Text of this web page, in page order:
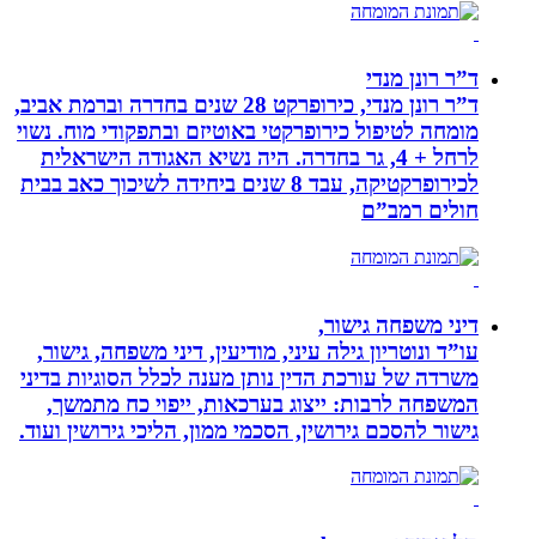
ד”ר רונן מנדי
ד”ר רונן מנדי, כירופרקט 28 שנים בחדרה וברמת אביב,
מומחה לטיפול כירופרקטי באוטיזם ובתפקודי מוח. נשוי
לרחל + 4, גר בחדרה. היה נשיא האגודה הישראלית
לכירופרקטיקה, עבד 8 שנים ביחידה לשיכוך כאב בבית
חולים רמב”ם
דיני משפחה גישור,
עו”ד ונוטריון גילה עיני, מודיעין, דיני משפחה, גישור,
משרדה של עורכת הדין נותן מענה לכלל הסוגיות בדיני
המשפחה לרבות: ייצוג בערכאות, ייפוי כח מתמשך,
גישור להסכם גירושין, הסכמי ממון, הליכי גירושין ועוד.